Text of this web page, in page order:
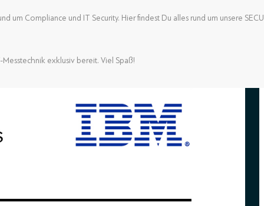
um Compliance und IT Security. Hier findest Du alles rund um unsere
exklusiv bereit. Viel Spaß!
um Compliance und IT Security. Hier findest Du alles rund um unsere
exklusiv bereit. Viel Spaß!